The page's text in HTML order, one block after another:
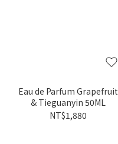
Eau de Parfum Grapefruit
& Tieguanyin 50ML
NT$1,880